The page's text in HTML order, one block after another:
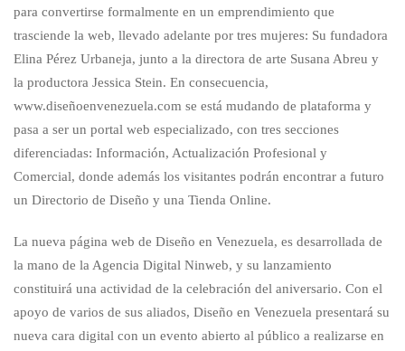
para convertirse formalmente en un emprendimiento que
trasciende la web, llevado adelante por tres mujeres: Su fundadora
Elina Pérez Urbaneja, junto a la directora de arte Susana Abreu y
la productora Jessica Stein. En consecuencia,
www.diseñoenvenezuela.com se está mudando de plataforma y
pasa a ser un portal web especializado, con tres secciones
diferenciadas: Información, Actualización Profesional y
Comercial, donde además los visitantes podrán encontrar a futuro
un Directorio de Diseño y una Tienda Online.
La nueva página web de Diseño en Venezuela, es desarrollada de
la mano de la Agencia Digital Ninweb, y su lanzamiento
constituirá una actividad de la celebración del aniversario. Con el
apoyo de varios de sus aliados, Diseño en Venezuela presentará su
nueva cara digital con un evento abierto al público a realizarse en